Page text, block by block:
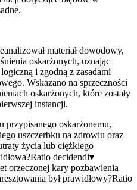
materiał dowodowy,
oskarżonych, uznając
i zgodną z zasadami
Wskazano na sprzeczności
oskarżonych, które zostały
instancji.
oskarżonemu,
uszczerbku na zdrowiu oraz
życia lub ciężkiego
Ratio decidendi▾
orzeczonej kary pozbawienia
był prawidłowy?Ratio